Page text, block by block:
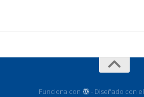
Funciona con - Diseñado con el